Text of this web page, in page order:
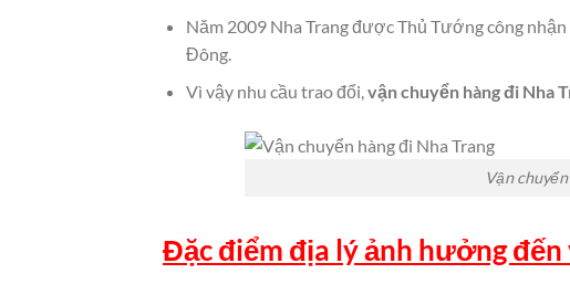
Năm 2009 Nha Trang được Thủ Tướng công
Đông.
Vì vậy nhu cầu trao đổi,vận chuyển hàng đi Nha
Vận
Đặc điểm địa lý ảnh hưởng đến